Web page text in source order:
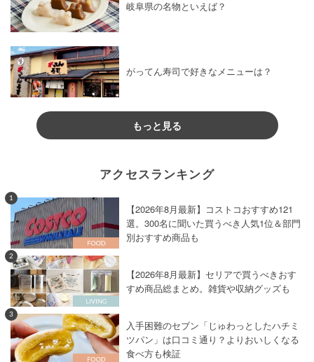
岐阜県の名物といえば？
がってん寿司で好きなメニューは？
もっと見る
アクセスランキング
1
【2026年8月最新】コストコおすすめ121
選。300名に聞いた買うべき人気1位＆部門
別おすすめ商品も
2
【2026年8月最新】セリアで買うべきおす
すめ商品総まとめ。雑貨や収納グッズも
3
入手困難のセブン「じゅわっとしたハチミ
ツパン」は口コミ通り？よりおいしくなる
食べ方も検証